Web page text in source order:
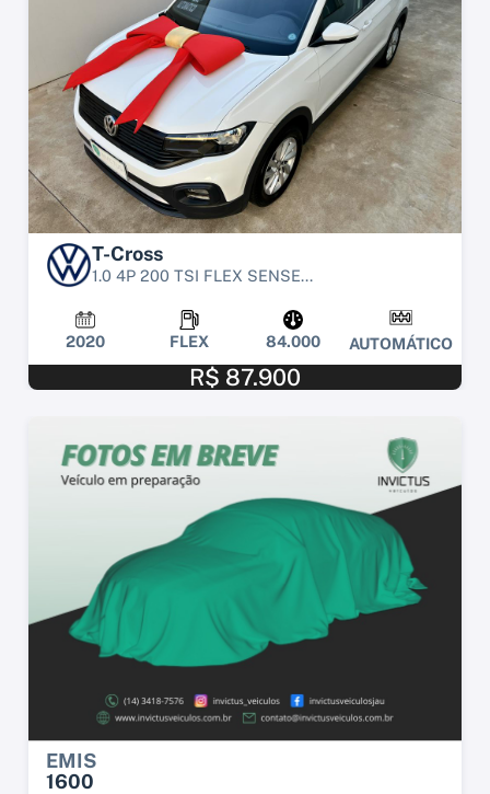
T-Cross
1.0 4P 200 TSI FLEX SENSE...
2020 FLEX 84.000 AUTOMÁTICO
R$ 87.900
EMIS
1600